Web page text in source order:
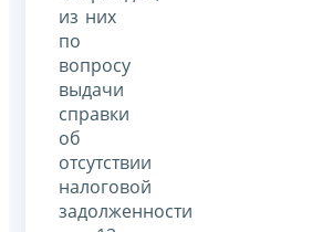
из них
по
вопросу
выдачи
справки
об
отсутствии
налоговой
задолженности